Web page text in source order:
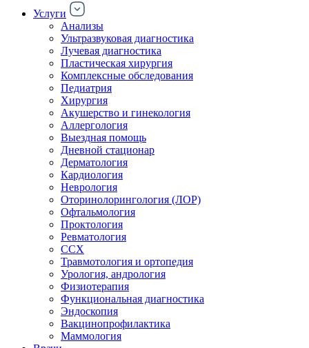
Услуги
Анализы
Ультразвуковая диагностика
Лучевая диагностика
Пластическая хирургия
Комплексные обследования
Педиатрия
Хирургия
Акушерство и гинекология
Аллергология
Выездная помощь
Дневной стационар
Дерматология
Кардиология
Неврология
Оторинолорингология (ЛОР)
Офтальмология
Проктология
Ревматология
ССХ
Травмотология и ортопедия
Урология, андрология
Физиотерапия
Функциональная диагностика
Эндоскопия
Вакцинопрофилактика
Маммология